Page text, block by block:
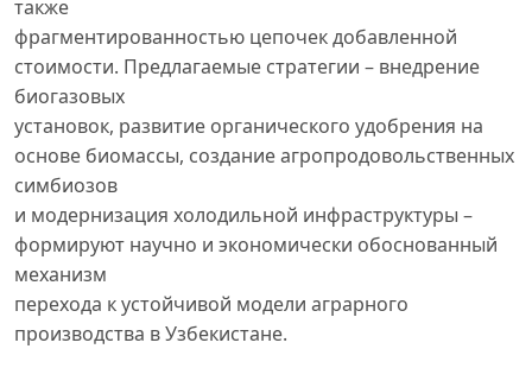
также
фрагментированностью цепочек добавленной
стоимости. Предлагаемые стратегии – внедрение
биогазовых
установок, развитие органического удобрения на
основе биомассы, создание агропродовольственных
симбиозов
и модернизация холодильной инфраструктуры –
формируют научно и экономически обоснованный
механизм
перехода к устойчивой модели аграрного
производства в Узбекистане.